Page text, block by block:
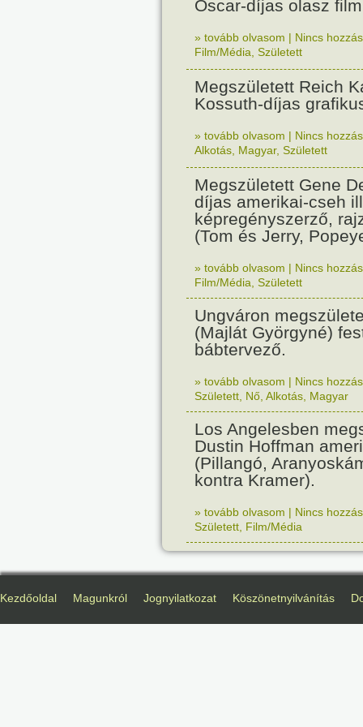
Oscar-díjas olasz
» tovább olvasom | Nincs
Film/Média Született
Megszületett Reich
Kossuth-díjas
» tovább olvasom | Nincs
Alkotás Magyar, Született
Megszületett Gene
díjas amerikai-cseh
képregényszerző,
(Tom és Jerry,
» tovább olvasom | Nincs
Film/Média Született
Ungváron
(Majlát Györgyné)
bábtervező.
» tovább olvasom | Nincs
Született Nő Alkotás Magyar
Los Angelesben
Dustin Hoffman
(Pillangó,
kontra Kramer).
» tovább olvasom | Nincs
Született Film/Média
Kezdőoldal Magunkról Jognyilatkozat Köszönetnyilvánítás